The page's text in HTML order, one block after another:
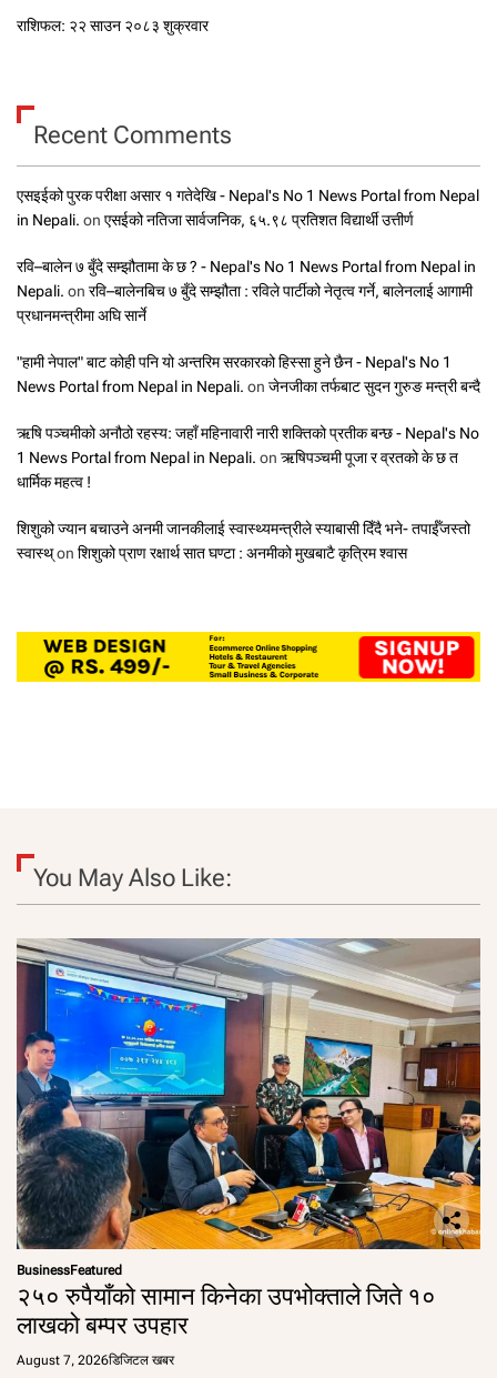
राशिफल: २२ साउन २०८३ शुक्रवार
Recent Comments
एसइईको पुरक परीक्षा असार १ गतेदेखि - Nepal's No 1 News Portal from Nepal
in Nepali. on एसईको नतिजा सार्वजनिक, ६५.९८ प्रतिशत विद्यार्थी उत्तीर्ण
रवि–बालेन ७ बुँदे सम्झौतामा के छ ? - Nepal's No 1 News Portal from Nepal in
Nepali. on रवि–बालेनबिच ७ बुँदे सम्झौता : रविले पार्टीको नेतृत्व गर्ने, बालेनलाई आगामी
प्रधानमन्त्रीमा अघि सार्ने
"हामी नेपाल" बाट कोही पनि यो अन्तरिम सरकारको हिस्सा हुने छैन - Nepal's No 1
News Portal from Nepal in Nepali. on जेनजीका तर्फबाट सुदन गुरुङ मन्त्री बन्दै
ऋषि पञ्चमीको अनौठो रहस्य: जहाँ महिनावारी नारी शक्तिको प्रतीक बन्छ - Nepal's No
1 News Portal from Nepal in Nepali. on ऋषिपञ्चमी पूजा र व्रतको के छ त
धार्मिक महत्व !
शिशुको ज्यान बचाउने अनमी जानकीलाई स्वास्थ्यमन्त्रीले स्याबासी दिँदै भने- तपाईँजस्तो
स्वास्थ्on शिशुको प्राण रक्षार्थ सात घण्टा : अनमीको मुखबाटै कृत्रिम श्वास
You May Also Like:
BusinessFeatured
२५० रुपैयाँको सामान किनेका उपभोक्ताले जिते १०
लाखको बम्पर उपहार
August 7, 2026डिजिटल खबर